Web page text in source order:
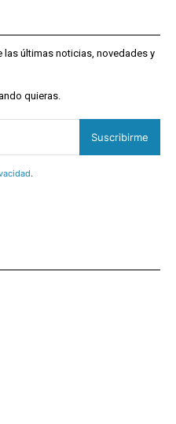
las últimas noticias, novedades y
quieras.
Suscribirme
.